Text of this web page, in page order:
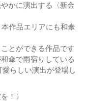
かに演出する〈新金
作品エリアにも和傘
とができる作品です
傘で雨宿りしている
愛らしい演出が登場し
！〉